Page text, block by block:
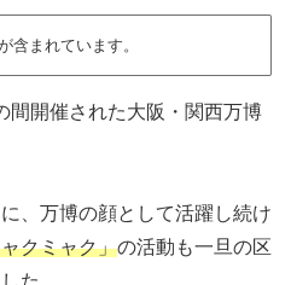
含まれています。
間開催された大阪・関西万博
、万博の顔として活躍し続け
クミャク」の活動も一旦の区